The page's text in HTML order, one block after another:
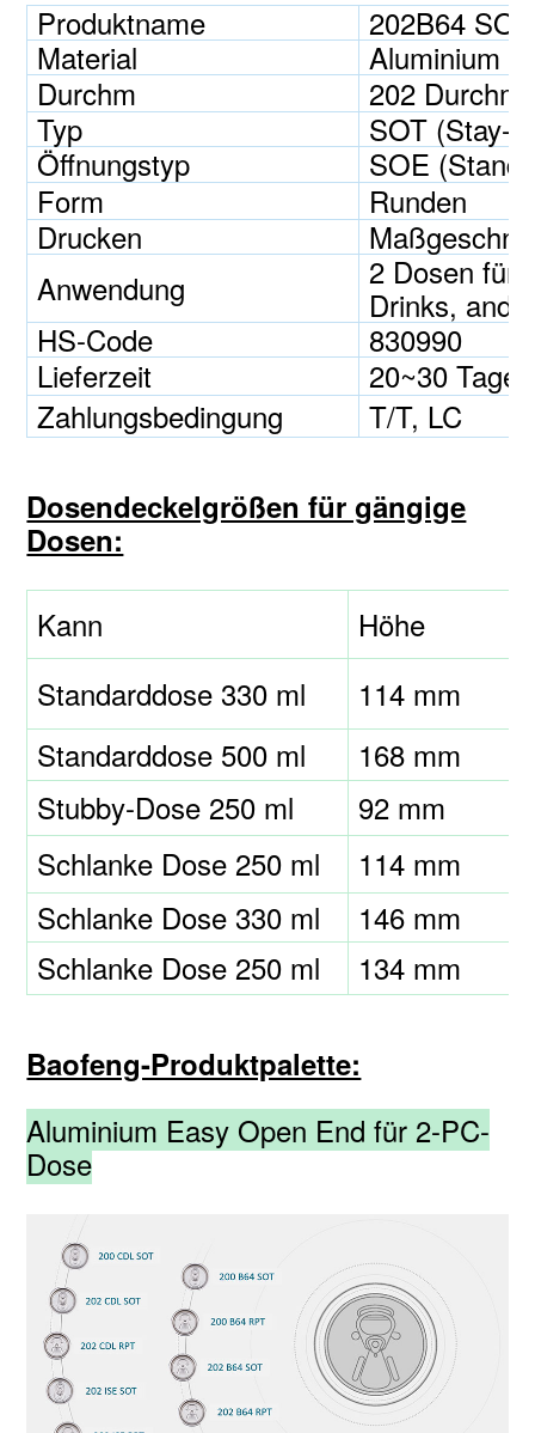
Produktname
202B64
Material
Aluminium
Durchm
202
Typ
SOT (Stay-
Öffnungstyp
SOE
Form
Runden
Drucken
Anwendung
2 Dosen für
Drinks,
HS-Code
830990
Lieferzeit
20~30 Tage
Zahlungsbedingung
T/T, LC
Dosendeckelgrößen für gängige
Dosen:
Kann
Höhe
Standarddose 330 ml
114 mm
Standarddose 500 ml
168 mm
Stubby-Dose 250 ml
92 mm
Schlanke Dose 250 ml
114 mm
Schlanke Dose 330 ml
146 mm
Schlanke Dose 250 ml
134 mm
Baofeng-Produktpalette:
Aluminium Easy Open End für 2-PC-
Dose